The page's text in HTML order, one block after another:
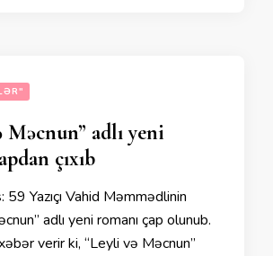
Məcnun” adlı yeni
çıxıb
Yazıçı Vahid Məmmədlinin
adlı yeni romanı çap olunub.
verir ki, “Leyli və Məcnun”